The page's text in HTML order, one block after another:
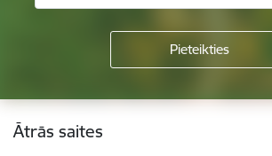
Kājene
Ātrās saites